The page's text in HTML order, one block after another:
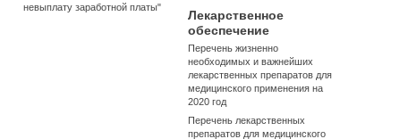
невыплату заработной платы"
Лекарственное
обеспечение
Перечень жизненно
необходимых и важнейших
лекарственных препаратов для
медицинского применения на
2020 год
Перечень лекарственных
препаратов для медицинского